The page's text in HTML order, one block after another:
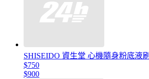
SHISEIDO 資生堂 心機隨身粉底液刷
$750
$900